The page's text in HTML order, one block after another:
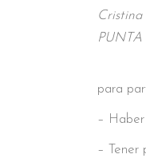
Cristina
para
– Haber
– Tener